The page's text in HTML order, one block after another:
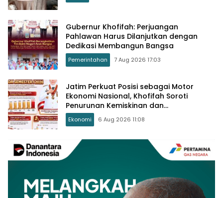
Gubernur Khofifah: Perjuangan
Pahlawan Harus Dilanjutkan dengan
Dedikasi Membangun Bangsa
Pemerintahan 7 Aug 2026 17:03
Jatim Perkuat Posisi sebagai Motor
Ekonomi Nasional, Khofifah Soroti
Penurunan Kemiskinan dan
Pengangguran
Ekonomi 6 Aug 2026 11:08